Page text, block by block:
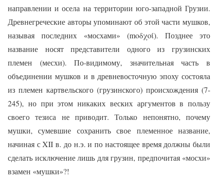
направлении и осела на территории юго-западной Грузии.
Древнегреческие авторы упоминают об этой части мушков,
называя последних «мосхами» (moδχoί). Позднее это
название носят представители одного из грузинских
племен (месхи). По-видимому, значительная часть в
объединении мушков и в древневосточную эпоху состояла
из племен картвельского (грузинского) происхождения (7-
245), но при этом никаких веских аргументов в пользу
своего тезиса не приводит. Только непонятно, почему
мушки, сумевшие сохранить свое племенное название,
начиная с XII в. до н.э. и по настоящее время должны были
сделать исключение лишь для грузин, предпочитая «мосхи»
взамен «мушки»?!